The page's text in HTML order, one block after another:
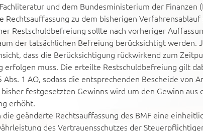
und dem Bundesministerium der Finanzen
Rechtsauffassung zu dem bisherigen
Restschuldbefreiung sollte nach vorheriger
der tatsächlichen Befreiung berücksichtigt werden.
dass die Berücksichtigung rückwirkend zum
erfolgen muss. Die erteilte Restschuldbefreiung gilt
Abs. 1 AO, sodass die entsprechenden Bescheide von
festgesetzten Gewinns wird um den Gewinn aus
erhöht.
geänderte Rechtsauffassung des BMF eine
des Vertrauensschutzes der